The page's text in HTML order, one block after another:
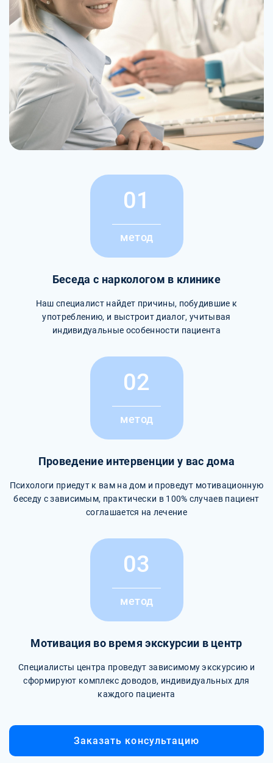
01
метод
Беседа с наркологом в клинике
Наш специалист найдет причины, побудившие к
употреблению, и выстроит диалог, учитывая
индивидуальные особенности пациента
02
метод
Проведение интервенции у вас дома
Психологи приедут к вам на дом и проведут мотивационную
беседу с зависимым, практически в 100% случаев пациент
соглашается на лечение
03
метод
Мотивация во время экскурсии в центр
Специалисты центра проведут зависимому экскурсию и
сформируют комплекс доводов, индивидуальных для
каждого пациента
Заказать консультацию